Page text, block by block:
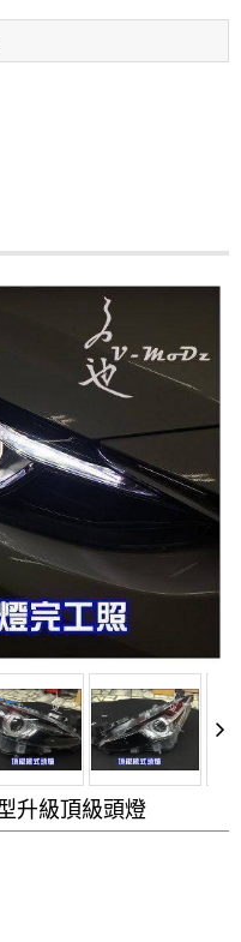
升級頂級頭燈